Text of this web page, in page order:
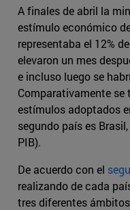
A finales de abril la
estímulo económico
representaba el 12%
elevaron un mes
e incluso luego se
Comparativamente se
estímulos adoptados
segundo país es
PIB).
De acuerdo con el
realizando de cada
tres diferentes